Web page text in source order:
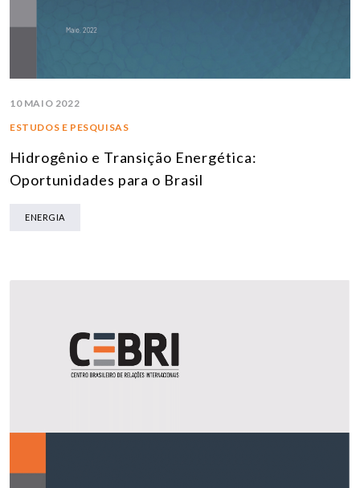
10 MAIO 2022
ESTUDOS E PESQUISAS
Hidrogênio e Transição Energética:
Oportunidades para o Brasil
ENERGIA